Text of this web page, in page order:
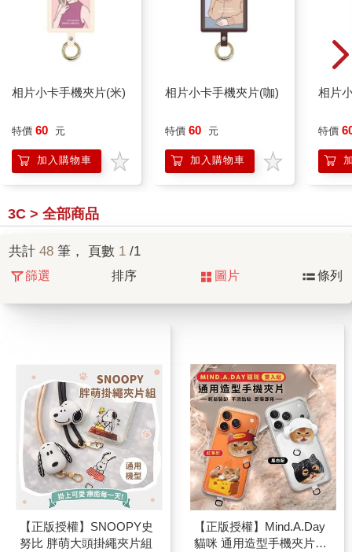
相片小卡手機夾片(米)
特價 60 元
加入購物車
相片小卡手機夾片(咖)
特價 60 元
加入購物車
相片
特價
3C > 全部商品
共計 48 筆， 頁數 1 /1
篩選 排序 圖片 條列
【正版授權】SNOOPY史
努比 胖萌大頭掛繩夾片組
【正版授權】Mind.A.Day
貓咪 通用造型手機夾片雙